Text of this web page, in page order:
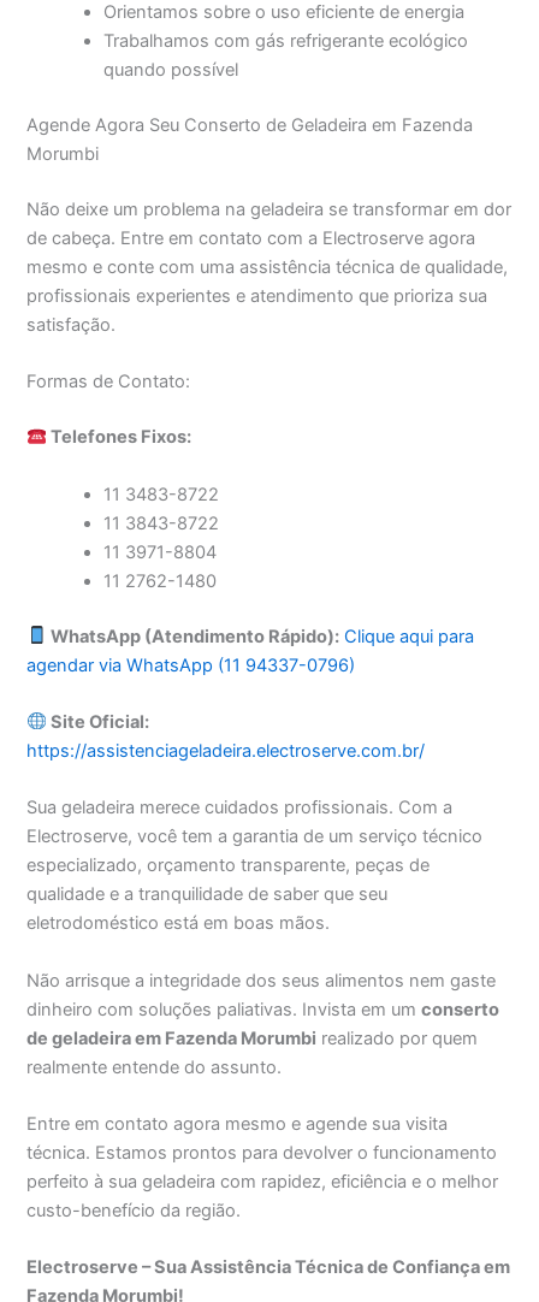
Orientamos sobre o uso eficiente de energia
Trabalhamos com gás refrigerante ecológico
quando possível
Agende Agora Seu Conserto de Geladeira em Fazenda
Morumbi
Não deixe um problema na geladeira se transformar em dor
de cabeça. Entre em contato com a Electroserve agora
mesmo e conte com uma assistência técnica de qualidade,
profissionais experientes e atendimento que prioriza sua
satisfação.
Formas de Contato:
Telefones Fixos:
11 3483-8722
11 3843-8722
11 3971-8804
11 2762-1480
WhatsApp (Atendimento Rápido): Clique aqui para
agendar via WhatsApp (11 94337-0796)
Site Oficial:
https://assistenciageladeira.electroserve.com.br/
Sua geladeira merece cuidados profissionais. Com a
Electroserve, você tem a garantia de um serviço técnico
especializado, orçamento transparente, peças de
qualidade e a tranquilidade de saber que seu
eletrodoméstico está em boas mãos.
Não arrisque a integridade dos seus alimentos nem gaste
dinheiro com soluções paliativas. Invista em umconserto
de geladeira em Fazenda Morumbi realizado por quem
realmente entende do assunto.
Entre em contato agora mesmo e agende sua visita
técnica. Estamos prontos para devolver o funcionamento
perfeito à sua geladeira com rapidez, eficiência e o melhor
custo-benefício da região.
Electroserve – Sua Assistência Técnica de Confiança em
Fazenda Morumbi!